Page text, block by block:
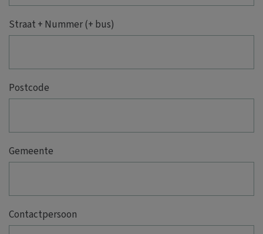
Straat + Nummer (+ bus)
Postcode
Gemeente
Contactpersoon